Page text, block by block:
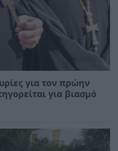
για τον πρώην
για βιασμό